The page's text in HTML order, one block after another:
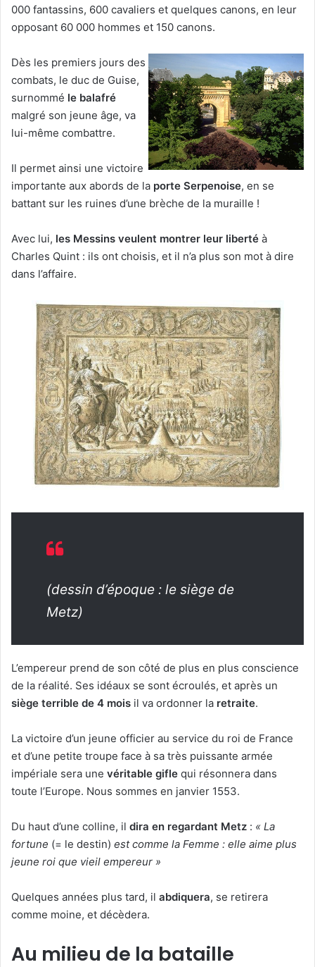
000 fantassins, 600 cavaliers et quelques canons, en leur
opposant 60 000 hommes et 150 canons.
Dès les premiers jours des
combats, le duc de Guise,
surnommé le balafré
malgré son jeune âge, va
lui-même combattre.
Il permet ainsi une victoire
importante aux abords de la porte Serpenoise, en se
battant sur les ruines d’une brèche de la muraille !
Avec lui, les Messins veulent montrer leur liberté à
Charles Quint : ils ont choisis, et il n’a plus son mot à dire
dans l’affaire.
(dessin d’époque : le siège de
Metz)
L’empereur prend de son côté de plus en plus conscience
de la réalité. Ses idéaux se sont écroulés, et après un
siège terrible de 4 mois il va ordonner la retraite.
La victoire d’un jeune officier au service du roi de France
et d’une petite troupe face à sa très puissante armée
impériale sera une véritable gifle qui résonnera dans
toute l’Europe. Nous sommes en janvier 1553.
Du haut d’une colline, il dira en regardant Metz : « La
fortune (= le destin) est comme la Femme : elle aime plus
jeune roi que vieil empereur »
Quelques années plus tard, il abdiquera, se retirera
comme moine, et décèdera.
Au milieu de la bataille